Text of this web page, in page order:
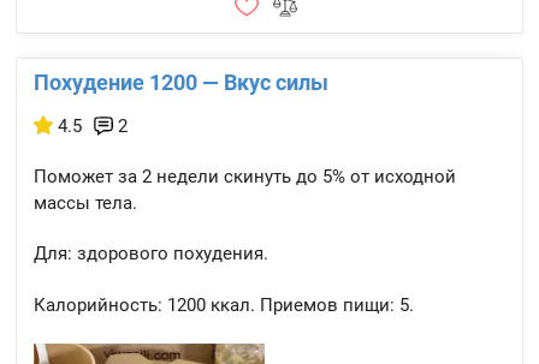
Похудение 1200 — Вкус силы
4.5 2
Поможет за 2 недели скинуть до 5% от исходной
массы тела.
Для: здорового похудения.
Калорийность: 1200 ккал. Приемов пищи: 5.